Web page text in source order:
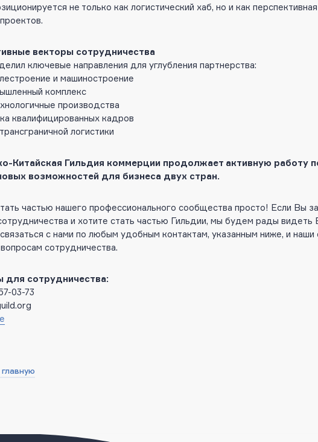
не только как логистический хаб, но и как
векторы сотрудничества
ключевые направления для углубления партнерства:
и машиностроение
комплекс
производства
квалифицированных кадров
логистики
Китайская Гильдия коммерции продолжает активную работу
возможностей для бизнеса двух стран.
частью нашего профессионального сообщества просто! Если Вы
и хотите стать частью Гильдии, мы будем рады видеть
с нами по любым удобным контактам, указанным ниже, и
сотрудничества.
для сотрудничества:
03-73